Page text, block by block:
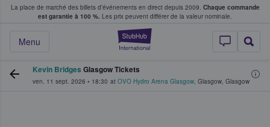
La place de marché des billets d’événements en direct depuis 2009. Chaque commande
est garantie à 100 %. Les prix peuvent différer de la valeur nominale.
StubHub - Où
Menu
fans achètent et vendent des billets
Kevin Bridges Glasgow Tickets
ven. 11 sept. 2026 • 18:30 at OVO Hydro Arena Glasgow, Glasgow, Glasgow